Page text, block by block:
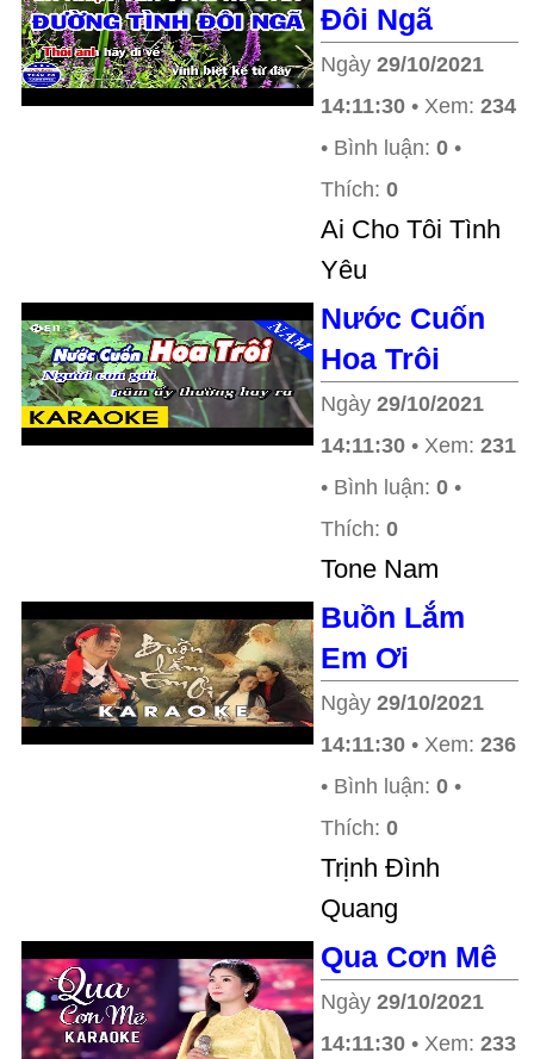
Đôi Ngã
Ngày 29/10/2021
14:11:30 • Xem: 234
• Bình luận: 0 •
Thích: 0
Ai Cho Tôi Tình
Yêu
Nước Cuốn
Hoa Trôi
Ngày 29/10/2021
14:11:30 • Xem: 231
• Bình luận: 0 •
Thích: 0
Tone Nam
Buồn Lắm
Em Ơi
Ngày 29/10/2021
14:11:30 • Xem: 236
• Bình luận: 0 •
Thích: 0
Trịnh Đình
Quang
Qua Cơn Mê
Ngày 29/10/2021
14:11:30 • Xem: 233